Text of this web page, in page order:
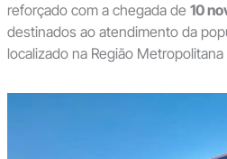
reforçado com a chegada de 10
destinados ao atendimento da
localizado na Região